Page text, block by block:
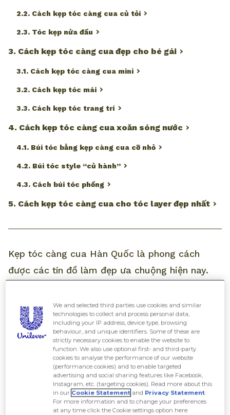
2.2. Cách kẹp tóc càng cua củ tỏi
2.3. Tóc kẹp nửa đầu
3. Cách kẹp tóc càng cua đẹp cho bé gái
3.1. Cách kẹp tóc càng cua mini
3.2. Cách kẹp tóc mái
3.3. Cách kẹp tóc trang trí
4. Cách kẹp tóc càng cua xoăn sóng nước
4.1. Búi tóc bằng kẹp càng cua cỡ nhỏ
4.2. Búi tóc style “củ hành”
4.3. Cách búi tóc phồng
5. Cách kẹp tóc càng cua cho tóc layer đẹp nhất
Kẹp tóc càng cua Hàn Quốc là phong cách
được các tín đồ làm đẹp ưa chuộng hiện nay.
chuẩn style Hàn Quốc như thế nào
thì hãy cùng All Things Beauty tham khảo qua
bài viết sau đây.
1. Cách kẹp tóc càng cua cho tóc
We and selected third parties use cookies and similar
technologies to collect and process personal data,
including your IP address, device type, browsing
behaviour, and unique identifiers. Some of these are
strictly necessary cookies to enable the website to
function. We also use optional first- and third-party
cookies to analyse the performance of our website
(performance cookies) and to enable targeted
advertising and social sharing features like Facebook,
Instagram, etc. (targeting cookies). Read more about this
in our Cookie Statement and Privacy Statement.
For more information and to change your preferences
at any time click the Cookie settings option here: